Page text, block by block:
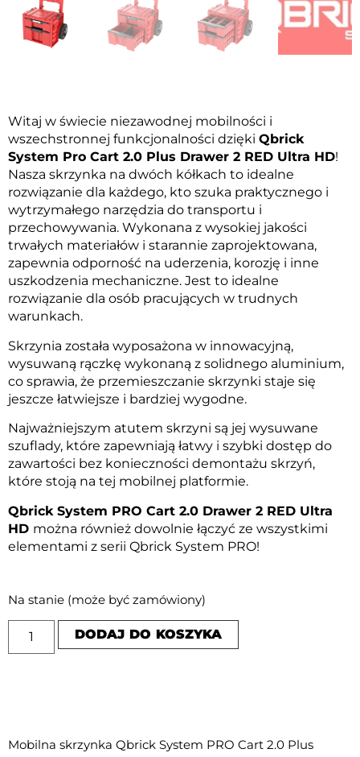
Witaj w świecie niezawodnej mobilności i
wszechstronnej funkcjonalności dzięki Qbrick
System Pro Cart 2.0 Plus Drawer 2 RED Ultra HD!
Nasza skrzynka na dwóch kółkach to idealne
rozwiązanie dla każdego, kto szuka praktycznego i
wytrzymałego narzędzia do transportu i
przechowywania. Wykonana z wysokiej jakości
trwałych materiałów i starannie zaprojektowana,
zapewnia odporność na uderzenia, korozję i inne
uszkodzenia mechaniczne. Jest to idealne
rozwiązanie dla osób pracujących w trudnych
warunkach.
Skrzynia została wyposażona w innowacyjną,
wysuwaną rączkę wykonaną z solidnego aluminium,
co sprawia, że przemieszczanie skrzynki staje się
jeszcze łatwiejsze i bardziej wygodne.
Najważniejszym atutem skrzyni są jej wysuwane
szuflady, które zapewniają łatwy i szybki dostęp do
zawartości bez konieczności demontażu skrzyń,
które stoją na tej mobilnej platformie.
Qbrick System PRO Cart 2.0 Drawer 2 RED Ultra
HD można również dowolnie łączyć ze wszystkimi
elementami z serii Qbrick System PRO!
Na stanie (może być zamówiony)
DODAJ DO KOSZYKA
Mobilna skrzynka Qbrick System PRO Cart 2.0 Plus